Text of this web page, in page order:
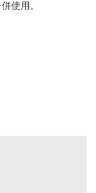
使用。